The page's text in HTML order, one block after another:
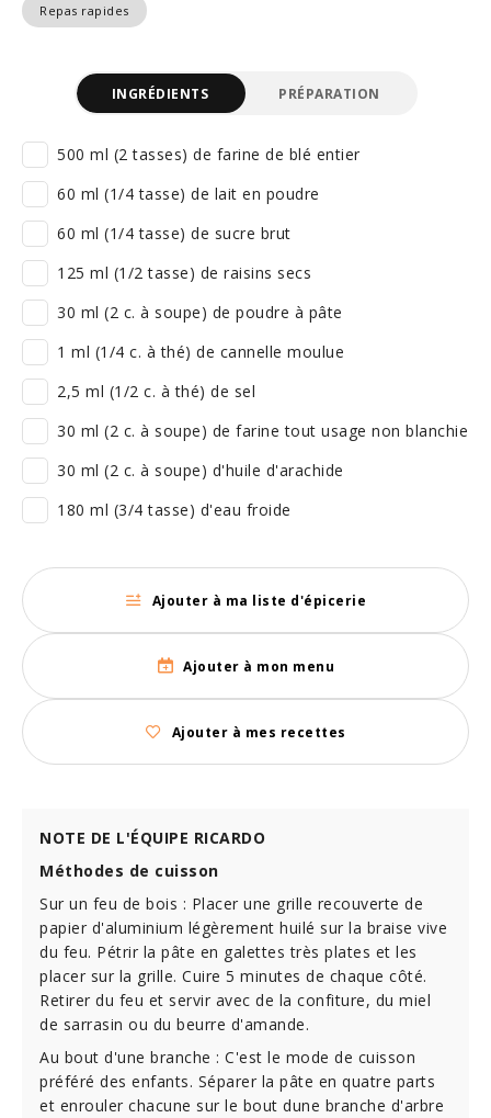
Repas rapides
INGRÉDIENTS PRÉPARATION
500 ml (2 tasses) de farine de blé entier
60 ml (1/4 tasse) de lait en poudre
60 ml (1/4 tasse) de sucre brut
125 ml (1/2 tasse) de raisins secs
30 ml (2 c. à soupe) de poudre à pâte
1 ml (1/4 c. à thé) de cannelle moulue
2,5 ml (1/2 c. à thé) de sel
30 ml (2 c. à soupe) de farine tout usage non blanchie
30 ml (2 c. à soupe) d'huile d'arachide
180 ml (3/4 tasse) d'eau froide
Ajouter à ma liste d'épicerie
Ajouter à mon menu
Ajouter à mes recettes
NOTE DE L'ÉQUIPE RICARDO
Méthodes de cuisson
Sur un feu de bois : Placer une grille recouverte de
papier d'aluminium légèrement huilé sur la braise vive
du feu. Pétrir la pâte en galettes très plates et les
placer sur la grille. Cuire 5 minutes de chaque côté.
Retirer du feu et servir avec de la confiture, du miel
de sarrasin ou du beurre d'amande.
Au bout d'une branche : C'est le mode de cuisson
préféré des enfants. Séparer la pâte en quatre parts
et enrouler chacune sur le bout dune branche d'arbre